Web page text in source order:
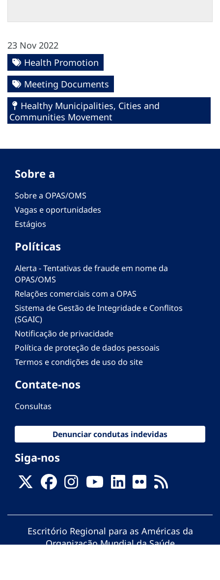
23 Nov 2022
Health Promotion
Meeting Documents
Healthy Municipalities, Cities and
Communities Movement
Sobre a
Sobre a OPAS/OMS
Vagas e oportunidades
Estágios
Políticas
Alerta - Tentativas de fraude em nome da
OPAS/OMS
Relações comerciais com a OPAS
Sistema de Gestão de Integridade e Conflitos
(SGAIC)
Notificação de privacidade
Política de proteção de dados pessoais
Termos e condições de uso do site
Contate-nos
Consultas
Denunciar condutas indevidas
Siga-nos
Escritório Regional para as Américas da
Organização Mundial da Saúde